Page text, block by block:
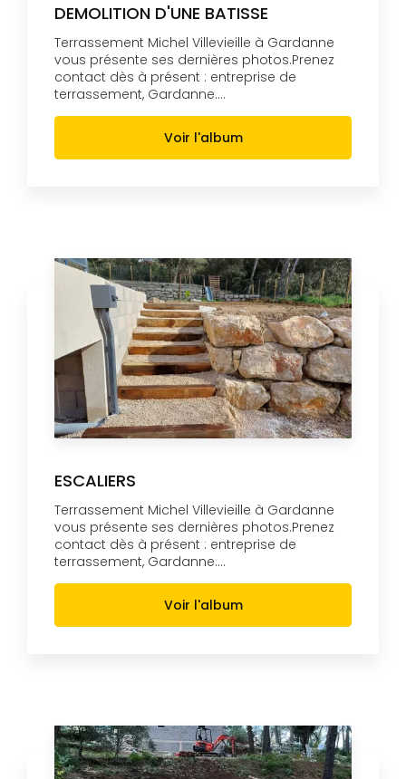
DEMOLITION D'UNE BATISSE
Terrassement Michel Villevieille à Gardanne
vous présente ses dernières photos.Prenez
contact dès à présent : entreprise de
terrassement, Gardanne....
Voir l'album
ESCALIERS
Terrassement Michel Villevieille à Gardanne
vous présente ses dernières photos.Prenez
contact dès à présent : entreprise de
terrassement, Gardanne....
Voir l'album